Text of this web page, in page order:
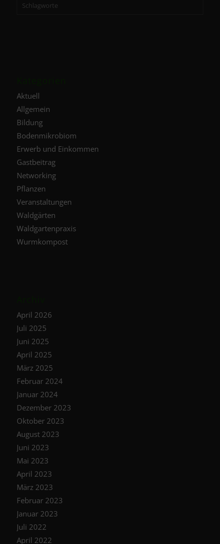
Schlagworte
Aktuell
Allgemein
Bildung
Bodenmikrobiom
Erwerb und Einkommen
Gastbeitrag
Networking
Pflanzen
Veranstaltungen
Waldgärten
Waldgartenpraxis
Wurmkompost
April 2026
Juli 2025
Juni 2025
April 2025
März 2025
Februar 2024
Januar 2024
Dezember 2023
Oktober 2023
August 2023
Juni 2023
Mai 2023
April 2023
März 2023
Februar 2023
Januar 2023
Juli 2022
April 2022